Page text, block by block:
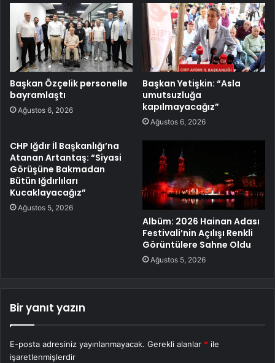
Başkan Özçelik personelle
bayramlaştı
Ağustos 6, 2026
Başkan Yetişkin: “Asla
umutsuzluğa
kapılmayacağız”
Ağustos 6, 2026
CHP Iğdır İl Başkanlığı’na
Atanan Artantaş: “Siyasi
Görüşüne Bakmadan
Bütün Iğdırlıları
Kucaklayacağız”
Ağustos 5, 2026
Albüm: 2026 Hainan Adası
Festivali’nin Açılışı Renkli
Görüntülere Sahne Oldu
Ağustos 5, 2026
Bir yanıt yazın
E-posta adresiniz yayınlanmayacak. Gerekli alanlar * ile
işaretlenmişlerdir